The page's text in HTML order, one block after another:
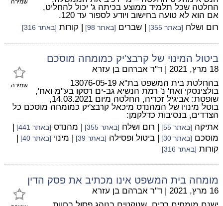
החלטה שכל תלמיד ממוצע בכיתה ג' יכול להחליט,
אם הוא לא טועה בחישוב ויודע לספור עד 120.
רום ושלח [באתר 355] | שברים [באתר 98] | קורות [באתר 316]
ביטול המינוי של קרבצ'יק כמומחה מוסכם
שמירה
18 מרץ, 2021 | ד"ר אברהם בן עזרא
בהחלטת בית המשפט בת"א 13076-05-19
בולצינסקי ואח' נ' רמת הנשיא גב-ים רסקו בע"מ ואח',
שופטת: אביגיל זכריה, החלטה מיום 14.03.2021,
בוטל מינויו של המהנדס מיכאל קרבצ'יק כמומחה מוסכם כל
הצדדים, בנסיבות כדלקמן:
אתיקה [באתר 55] | רום ושלח [באתר 355] | מהנדס [באתר 441]
|
מוסכם [באתר 30] | ביטול ופסילה [באתר 39] | מינוי [באתר 40]
|
קורות [באתר 316]
מומחה בית המשפט אינו מכתיב את פסק הדין
16 מרץ, 2021 | ד"ר אברהם בן עזרא